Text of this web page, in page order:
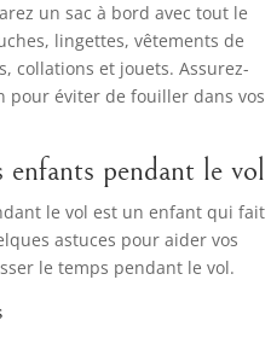
un sac à bord avec tout le
lingettes, vêtements de
collations et jouets. Assurez-
pour éviter de fouiller dans vos
pendant le vol
le vol est un enfant qui fait
astuces pour aider vos
le temps pendant le vol.